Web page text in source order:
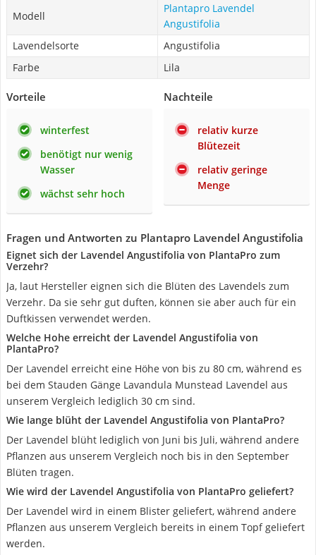
Modell
Plantapro Lavendel
Angustifolia
Lavendelsorte
Angustifolia
Farbe
Lila
Vorteile
winterfest
benötigt nur wenig
Wasser
wächst sehr hoch
Nachteile
relativ kurze
Blütezeit
relativ geringe
Menge
Fragen und Antworten zu Plantapro Lavendel Angustifolia
Eignet sich der Lavendel Angustifolia von PlantaPro zum
Verzehr?
Ja, laut Hersteller eignen sich die Blüten des Lavendels zum
Verzehr. Da sie sehr gut duften, können sie aber auch für ein
Duftkissen verwendet werden.
Welche Hohe erreicht der Lavendel Angustifolia von
PlantaPro?
Der Lavendel erreicht eine Höhe von bis zu 80 cm, während es
bei dem Stauden Gänge Lavandula Munstead Lavendel aus
unserem Vergleich lediglich 30 cm sind.
Wie lange blüht der Lavendel Angustifolia von PlantaPro?
Der Lavendel blüht lediglich von Juni bis Juli, während andere
Pflanzen aus unserem Vergleich noch bis in den September
Blüten tragen.
Wie wird der Lavendel Angustifolia von PlantaPro geliefert?
Der Lavendel wird in einem Blister geliefert, während andere
Pflanzen aus unserem Vergleich bereits in einem Topf geliefert
werden.